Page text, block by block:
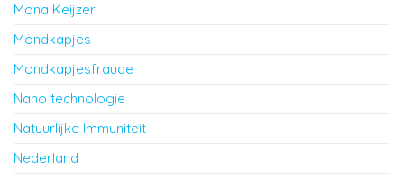
Mona Keijzer
Mondkapjes
Mondkapjesfraude
Nano technologie
Natuurlijke Immuniteit
Nederland